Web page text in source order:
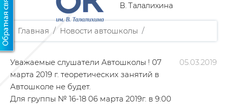
В. Талалихина
Главная / Новости автошколы /
05.03.2019
Уважаемые слушатели Автошколы ! 07
марта 2019 г. теоретических занятий в
Автошколе не будет.
Для группы № 16-18 06 марта 2019г. в 9:00